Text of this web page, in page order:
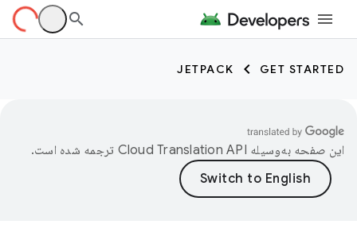
GET STARTED
JETPACK
این صفحه به‌وسیله ترجمه شده است.